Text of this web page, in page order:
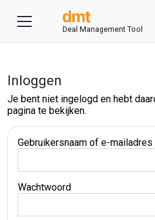
Deal Management Tool
Inloggen
Je bent niet ingelogd en hebt
pagina te bekijken.
Gebruikersnaam of e-mailadres
Wachtwoord